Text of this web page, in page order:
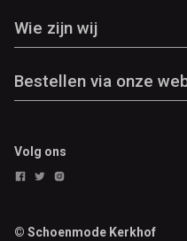
Wie zijn wij
Bestellen via onze
Volg ons
© Schoenmode Kerkhof